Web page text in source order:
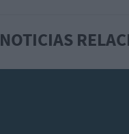
NOTICIAS